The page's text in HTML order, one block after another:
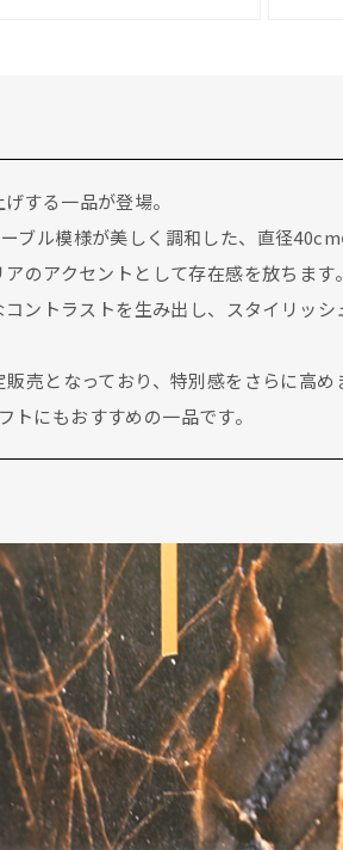
する一品が登場。
ブル模様が美しく調和した、直径40cm
のアクセントとして存在感を放ちます。
ントラストを生み出し、スタイリッシ
売となっており、特別感をさらに高め
トにもおすすめの一品です。